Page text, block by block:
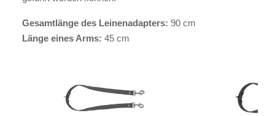
Gesamtlänge des Leinenadapters: 90 cm
Länge eines Arms: 45 cm